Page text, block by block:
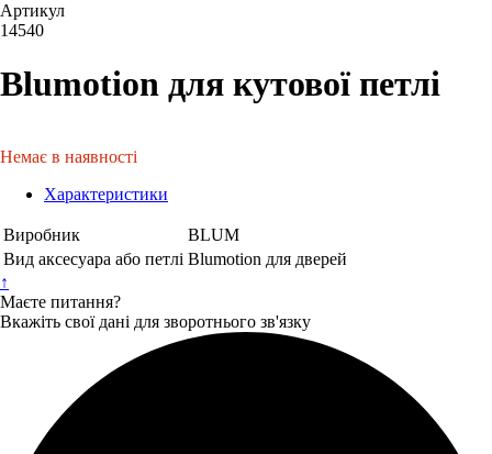
Артикул
14540
Blumotion для кутової петлі
Немає в наявності
Характеристики
Виробник
BLUM
Вид аксесуара або петлі Blumotion для дверей
↑
Маєте питання?
Вкажіть свої дані для зворотнього зв'язку